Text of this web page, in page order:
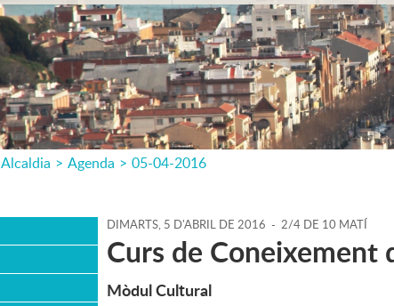
Alcaldia > Agenda > 05-04-2016
DIMARTS, 5 D'ABRIL DE 2016 - 2/4 DE 10 MATÍ
Curs de Coneixement
Mòdul Cultural